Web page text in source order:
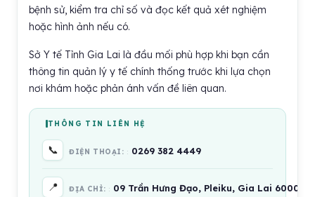
bệnh sử, kiểm tra chỉ số và đọc kết quả xét nghiệm
hoặc hình ảnh nếu có.
Sở Y tế Tỉnh Gia Lai là đầu mối phù hợp khi bạn cần
thông tin quản lý y tế chính thống trước khi lựa chọn
nơi khám hoặc phản ánh vấn đề liên quan.
THÔNG TIN LIÊN HỆ
📞 ĐIỆN THOẠI: 0269 382 4449
📍 ĐỊA CHỈ: 09 Trần Hưng Đạo, Pleiku, Gia Lai